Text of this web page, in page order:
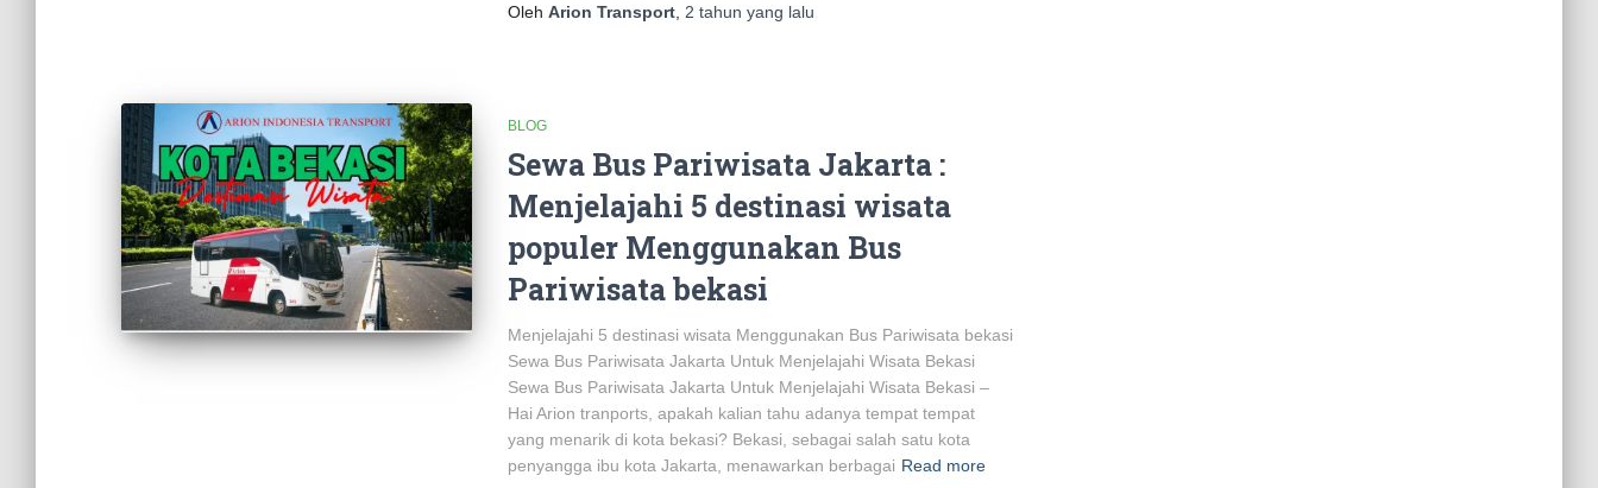
Oleh Arion Transport 2 tahun yang lalu
BLOG
Sewa Bus Pariwisata Jakarta :
Menjelajahi 5 destinasi wisata
populer Menggunakan Bus
Pariwisata bekasi
Menjelajahi 5 destinasi wisata Menggunakan Bus Pariwisata bekasi
Sewa Bus Pariwisata Jakarta Untuk Menjelajahi Wisata Bekasi
Sewa Bus Pariwisata Jakarta Untuk Menjelajahi Wisata Bekasi –
Hai Arion tranports, apakah kalian tahu adanya tempat tempat
yang menarik di kota bekasi? Bekasi, sebagai salah satu kota
penyangga ibu kota Jakarta, menawarkan berbagai Read more